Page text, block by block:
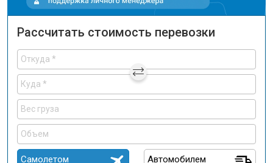
Рассчитать стоимость перевозки
Самолетом Автомобилем